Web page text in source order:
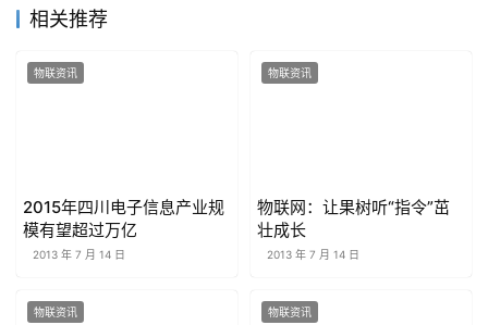
相关推荐
物联资讯
2015年四川电子信息产业规
模有望超过万亿
2013 年 7 月 14 日
物联资讯
物联网：让果树听“指令”茁
壮成长
2013 年 7 月 14 日
物联资讯 物联资讯